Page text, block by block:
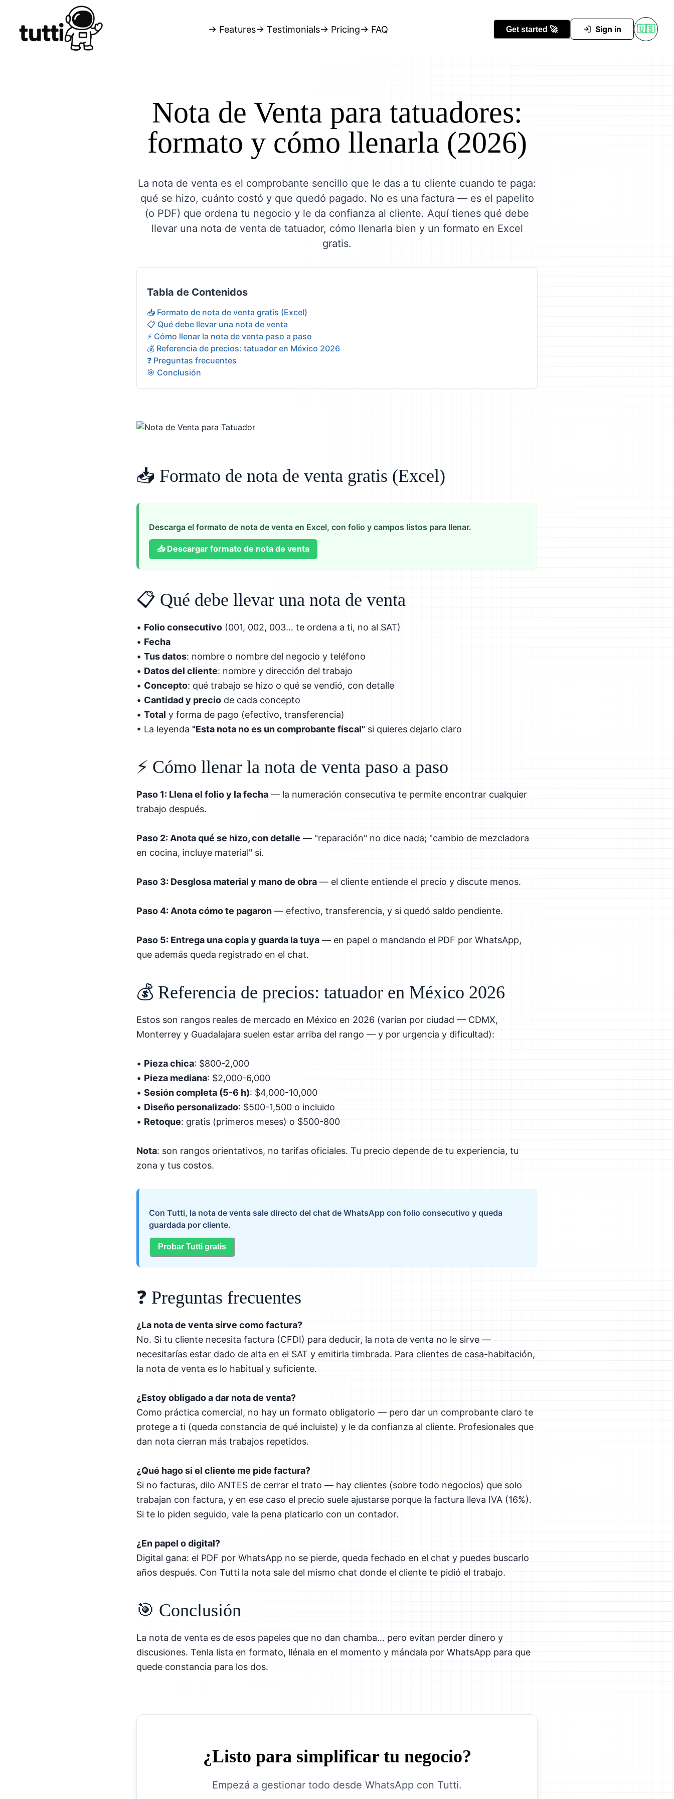
→ Features→ Testimonials→ Pricing→ FAQ Get started 🚀 Sign in 🇺🇸
Conocer Tutti
Nota de Venta para tatuadores:
formato y cómo llenarla (2026)
La nota de venta es el comprobante sencillo que le das a tu cliente cuando te paga:
qué se hizo, cuánto costó y que quedó pagado. No es una factura — es el papelito
(o PDF) que ordena tu negocio y le da confianza al cliente. Aquí tienes qué debe
llevar una nota de venta de tatuador, cómo llenarla bien y un formato en Excel
gratis.
Tabla de Contenidos
📥 Formato de nota de venta gratis (Excel)
📋 Qué debe llevar una nota de venta
⚡ Cómo llenar la nota de venta paso a paso
💰 Referencia de precios: tatuador en México 2026
❓ Preguntas frecuentes
🎯 Conclusión
📥 Formato de nota de venta gratis (Excel)
Descarga el formato de nota de venta en Excel, con folio y campos listos para llenar.
📥 Descargar formato de nota de venta
📋 Qué debe llevar una nota de venta
• Folio consecutivo (001, 002, 003… te ordena a ti, no al SAT)
• Fecha
• Tus datos: nombre o nombre del negocio y teléfono
• Datos del cliente: nombre y dirección del trabajo
• Concepto: qué trabajo se hizo o qué se vendió, con detalle
• Cantidad y precio de cada concepto
• Total y forma de pago (efectivo, transferencia)
• La leyenda "Esta nota no es un comprobante fiscal" si quieres dejarlo claro
⚡ Cómo llenar la nota de venta paso a paso
Paso 1: Llena el folio y la fecha — la numeración consecutiva te permite encontrar cualquier
trabajo después.
Paso 2: Anota qué se hizo, con detalle — "reparación" no dice nada; "cambio de mezcladora
en cocina, incluye material" sí.
Paso 3: Desglosa material y mano de obra — el cliente entiende el precio y discute menos.
Paso 4: Anota cómo te pagaron — efectivo, transferencia, y si quedó saldo pendiente.
Paso 5: Entrega una copia y guarda la tuya — en papel o mandando el PDF por WhatsApp,
que además queda registrado en el chat.
💰 Referencia de precios: tatuador en México 2026
Estos son rangos reales de mercado en México en 2026 (varían por ciudad — CDMX,
Monterrey y Guadalajara suelen estar arriba del rango — y por urgencia y dificultad):
• Pieza chica: $800-2,000
• Pieza mediana: $2,000-6,000
• Sesión completa (5-6 h): $4,000-10,000
• Diseño personalizado: $500-1,500 o incluido
• Retoque: gratis (primeros meses) o $500-800
Nota: son rangos orientativos, no tarifas oficiales. Tu precio depende de tu experiencia, tu
zona y tus costos.
Con Tutti, la nota de venta sale directo del chat de WhatsApp con folio consecutivo y queda
guardada por cliente.
Probar Tutti gratis
❓ Preguntas frecuentes
¿La nota de venta sirve como factura?
No. Si tu cliente necesita factura (CFDI) para deducir, la nota de venta no le sirve —
necesitarías estar dado de alta en el SAT y emitirla timbrada. Para clientes de casa-habitación,
la nota de venta es lo habitual y suficiente.
¿Estoy obligado a dar nota de venta?
Como práctica comercial, no hay un formato obligatorio — pero dar un comprobante claro te
protege a ti (queda constancia de qué incluiste) y le da confianza al cliente. Profesionales que
dan nota cierran más trabajos repetidos.
¿Qué hago si el cliente me pide factura?
Si no facturas, dilo ANTES de cerrar el trato — hay clientes (sobre todo negocios) que solo
trabajan con factura, y en ese caso el precio suele ajustarse porque la factura lleva IVA (16%).
Si te lo piden seguido, vale la pena platicarlo con un contador.
¿En papel o digital?
Digital gana: el PDF por WhatsApp no se pierde, queda fechado en el chat y puedes buscarlo
años después. Con Tutti la nota sale del mismo chat donde el cliente te pidió el trabajo.
🎯 Conclusión
La nota de venta es de esos papeles que no dan chamba… pero evitan perder dinero y
discusiones. Tenla lista en formato, llénala en el momento y mándala por WhatsApp para que
quede constancia para los dos.
¿Listo para simplificar tu negocio?
Empezá a gestionar todo desde WhatsApp con Tutti.